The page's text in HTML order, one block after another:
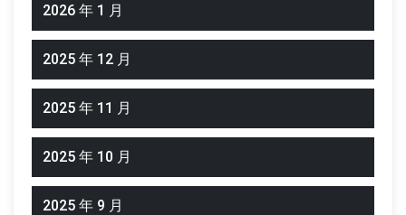
2026 年 1 月
2025 年 12 月
2025 年 11 月
2025 年 10 月
2025 年 9 月